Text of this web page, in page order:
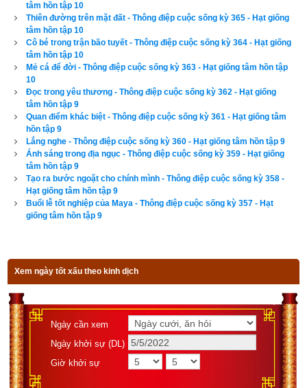
tâm hồn tập 10
Thiên đường trên mặt đất - Thông điệp cuộc sống kỳ 365 - Hạt giống
tâm hồn tập 10
Cô bé trong trận bão tuyết - Thông điệp cuộc sống kỳ 364 - Hạt giống
tâm hồn tập 10
Mẻ cá để đời - Thông điệp cuộc sống kỳ 363 - Hạt giống tâm hồn tập
10
Đọc trong yêu thương - Thông điệp cuộc sống kỳ 362 - Hạt giống
tâm hồn tập 9
Quan điểm khác biệt - Thông điệp cuộc sống kỳ 361 - Hạt giống tâm
hồn tập 9
Lắng nghe - Thông điệp cuộc sống kỳ 360 - Hạt giống tâm hồn tập 9
Ánh sáng trong địa ngục - Thông điệp cuộc sống kỳ 359 - Hạt giống
tâm hồn tập 9
Tạo ra bước ngoặt cho chính mình - Thông điệp cuộc sống kỳ 358 -
Hạt giống tâm hồn tập 9
Buổi lễ tốt nghiệp của Maya - Thông điệp cuộc sống kỳ 357 - Hạt
giống tâm hồn tập 9
Xem ngày tốt xấu theo kinh dịch
Ngày cần xem
Ngày khởi sự (DL)
Giờ khởi sự